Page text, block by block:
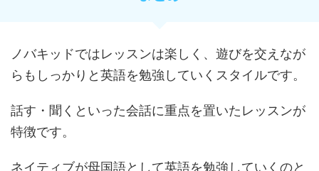
ノバキッドではレッスンは楽しく、遊びを交えなが
らもしっかりと英語を勉強していくスタイルです。
話す・聞くといった会話に重点を置いたレッスンが
特徴です。
ネイティブが母国語として英語を勉強していくのと